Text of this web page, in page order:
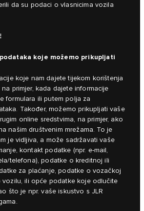
da su podaci o vlasnicima vozila
koje možemo prikupljati
koje nam dajete tijekom korištenja
primjer, kada dajete informacije
formulara ili putem polja za
Također, možemo prikupljati vaše
online sredstvima, na primjer, ako
našim društvenim mrežama. To je
je vidljiva, a može sadržavati vaše
kontakt podatke (npr. e-mail,
telefona), podatke o kreditnoj ili
za plaćanje, podatke o vozačkoj
ili opće podatke koje odlučite
što je npr. vaše iskustvo s JLR